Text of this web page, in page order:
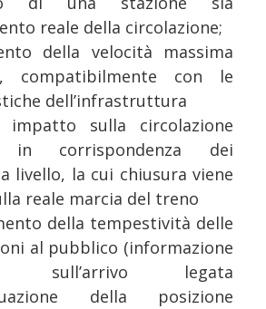
reale della circolazione;
della velocità massima
compatibilmente con le
dell’infrastruttura
impatto sulla circolazione
in corrispondenza dei
livello, la cui chiusura viene
reale marcia del treno
della tempestività delle
al pubblico (informazione
sull’arrivo legata
della posizione